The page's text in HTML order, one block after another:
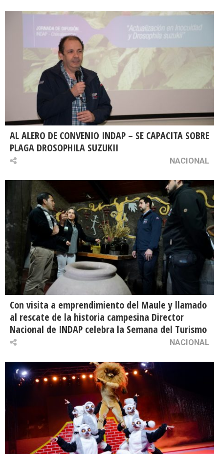
AL ALERO DE CONVENIO INDAP – SE CAPACITA SOBRE
PLAGA DROSOPHILA SUZUKII
NACIONAL
Con visita a emprendimiento del Maule y llamado
al rescate de la historia campesina Director
Nacional de INDAP celebra la Semana del Turismo
NACIONAL